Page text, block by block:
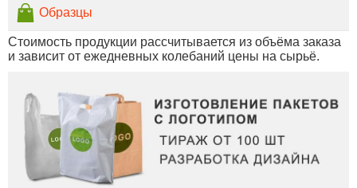
Образцы
Стоимость продукции рассчитывается из объёма заказа
и зависит от ежедневных колебаний цены на сырьё.